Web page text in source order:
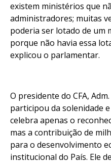
existem ministérios que
administradores; muitas
poderia ser lotado de um
porque não havia essa
explicou o parlamentar.
O presidente do CFA,
participou da solenidade
celebra apenas o
mas a contribuição de
para o desenvolvimento
institucional do País. Ele